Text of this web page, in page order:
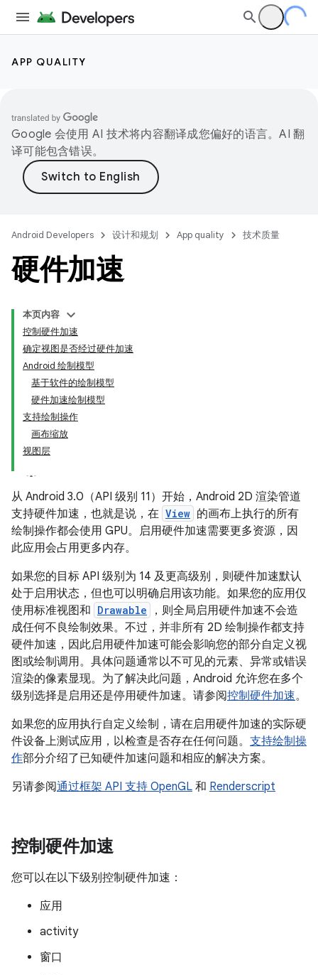
APP QUALITY
Google 会使用 AI 技术将内容翻译成您偏好的语言。AI 翻
译可能包含错误。
Android Developers 设计和规划 App quality 技术质量
硬件加速
本页内容
控制硬件加速
确定视图是否经过硬件加速
Android 绘制模型
基于软件的绘制模型
硬件加速绘制模型
支持绘制操作
画布缩放
视图层
从 Android 3.0（API 级别 11）开始，Android 2D 渲染管道
支持硬件加速，也就是说，在 View 的画布上执行的所有
绘制操作都会使用 GPU。启用硬件加速需要更多资源，因
此应用会占用更多内存。
如果您的目标 API 级别为 14 及更高级别，则硬件加速默认
处于启用状态，但也可以明确启用该功能。如果您的应用仅
使用标准视图和 Drawable
，则全局启用硬件加速不会造
成任何不良绘制效果。不过，并非所有 2D 绘制操作都支持
硬件加速，因此启用硬件加速可能会影响您的部分自定义视
图或绘制调用。具体问题通常以不可见的元素、异常或错误
渲染的像素显现。为了解决此问题，Android 允许您在多个
级别选择是启用还是停用硬件加速。请参阅控制硬件加速。
如果您的应用执行自定义绘制，请在启用硬件加速的实际硬
件设备上测试应用，以检查是否存在任何问题。 支持绘制操
作部分介绍了已知硬件加速问题和相应的解决方案。
另请参阅通过框架 API 支持 OpenGL 和 Renderscript
控制硬件加速
您可以在以下级别控制硬件加速：
应用
activity
窗口